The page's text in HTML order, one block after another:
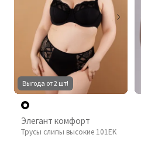
Выгода от 2 шт!
Элегант комфорт
Трусы слипы высокие 101EK